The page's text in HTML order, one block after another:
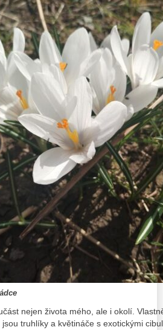
nejen života mého, ale i okolí.
truhlíky a květináče s exotickými